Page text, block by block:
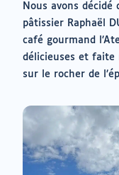
Nous avons
pâtissier Raphaël
café gourmand
délicieuses et faite
sur le rocher de